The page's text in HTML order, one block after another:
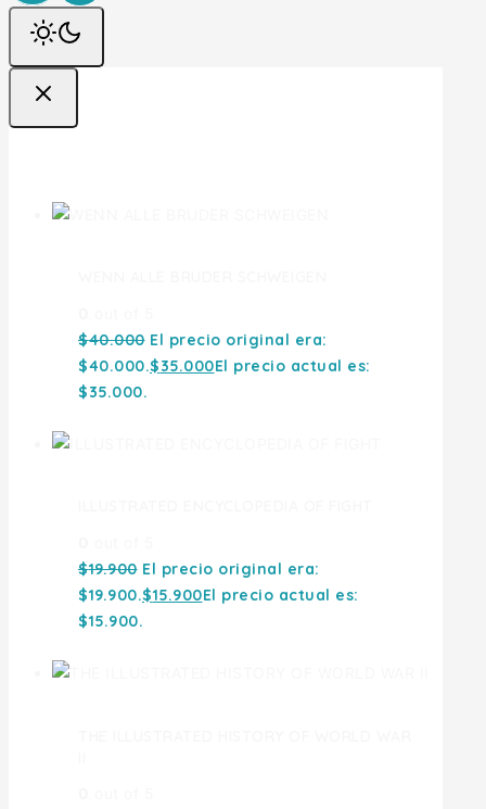
$40.000 El precio original era:
$40.000.$35.000El precio actual es:
$35.000.
$19.900 El precio original era:
$19.900.$15.900El precio actual es:
$15.900.